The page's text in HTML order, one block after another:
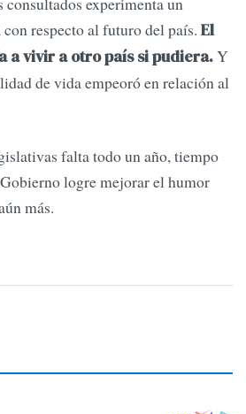
respecto al futuro del país. El
a vivir a otro país si pudiera.Y
de vida empeoró en relación al
falta todo un año, tiempo
logre mejorar el humor
más.